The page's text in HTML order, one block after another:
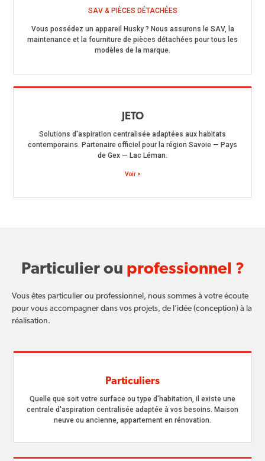
SAV & PIÈCES DÉTACHÉES
Vous possédez un appareil Husky ? Nous assurons le SAV, la
maintenance et la fourniture de pièces détachées pour tous les
modèles de la marque.
JETO
Solutions d'aspiration centralisée adaptées aux habitats
contemporains. Partenaire officiel pour la région Savoie — Pays
de Gex — Lac Léman.
Voir >
Particulier ou professionnel ?
Vous êtes particulier ou professionnel, nous sommes à votre écoute
pour vous accompagner dans vos projets, de l’idée (conception) à la
réalisation.
Particuliers
Quelle que soit votre surface ou type d'habitation, il existe une
centrale d'aspiration centralisée adaptée à vos besoins. Maison
neuve ou ancienne, appartement en rénovation.